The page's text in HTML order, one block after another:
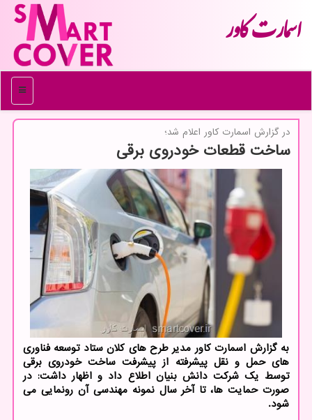
اسمارت كاور
منو
در گزارش اسمارت كاور اعلام شد؛
ساخت قطعات خودروی برقی
به گزارش اسمارت کاور مدیر طرح های کلان ستاد توسعه فناوری
های حمل و نقل پیشرفته از پیشرفت ساخت خودروی برقی
توسط یک شرکت دانش بنیان اطلاع داد و اظهار داشت: در
صورت حمایت ها، تا آخر سال نمونه مهندسی آن رونمایی می
شود.